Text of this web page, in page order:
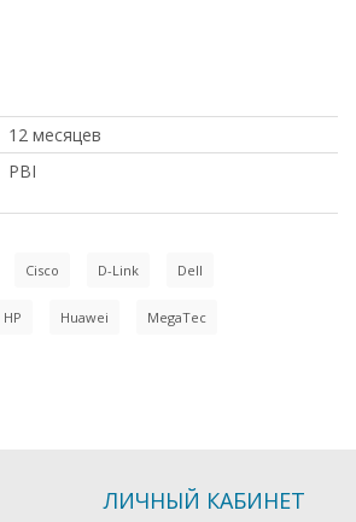
12 месяцев
PBI
Cisco D-Link Dell
HP Huawei MegaTec
ЛИЧНЫЙ КАБИНЕТ